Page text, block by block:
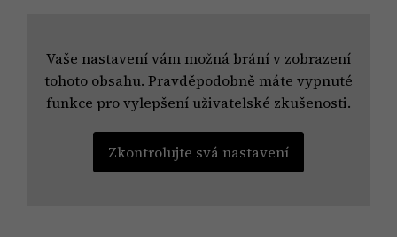
Vaše nastavení vám možná brání v zobrazení
tohoto obsahu. Pravděpodobně máte vypnuté
funkce pro vylepšení uživatelské zkušenosti.
Zkontrolujte svá nastavení